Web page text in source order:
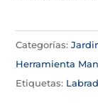
Categorías:
Herramienta
Etiquetas: